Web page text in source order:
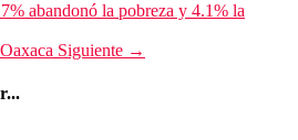
abandonó la pobreza y 4.1% la
Siguiente →